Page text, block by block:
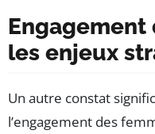
Engagement
les enjeux
Un autre constat
l’engagement des